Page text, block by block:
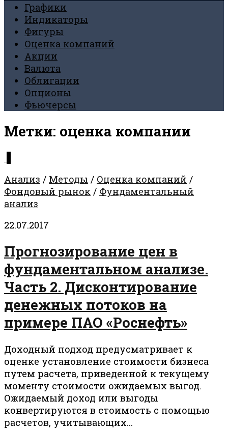
Графики
Индикаторы
Фигуры
Оценка компаний
Акции
Валюта
Облигации
Опционы
Фьючерсы
Метки: оценка компании
Анализ / Методы / Оценка компаний /
Фондовый рынок / Фундаментальный
анализ
22.07.2017
Прогнозирование цен в
фундаментальном анализе.
Часть 2. Дисконтирование
денежных потоков на
примере ПАО «Роснефть»
Доходный подход предусматривает к
оценке установление стоимости бизнеса
путем расчета, приведенной к текущему
моменту стоимости ожидаемых выгод.
Ожидаемый доход или выгоды
конвертируются в стоимость с помощью
расчетов, учитывающих...